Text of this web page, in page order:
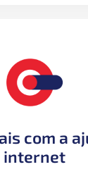
com a
internet